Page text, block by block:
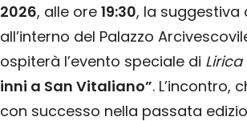
2026, alle ore 19:30, la suggestiva
all’interno del Palazzo
ospiterà l’evento speciale di Lirica
inni a San Vitaliano”. L’incontro,
con successo nella passata